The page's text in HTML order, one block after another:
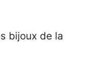
bijoux de la